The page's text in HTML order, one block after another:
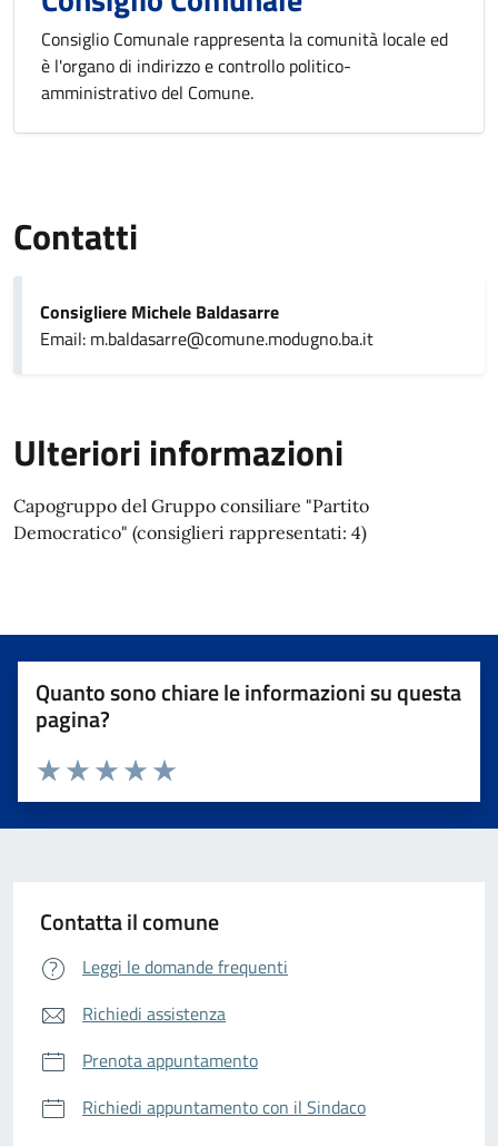
Consiglio Comunale rappresenta la comunità locale ed
è l'organo di indirizzo e controllo politico-
amministrativo del Comune.
Contatti
Consigliere Michele Baldasarre
Email: m.baldasarre@comune.modugno.ba.it
Ulteriori informazioni
Capogruppo del Gruppo consiliare "Partito
Democratico" (consiglieri rappresentati: 4)
Quanto sono chiare le informazioni su questa
pagina?
Valuta da 1 a 5 stelle la pagina
Valuta 5 stelle su 5
Valuta 4 stelle su 5
Valuta 3 stelle su 5
Valuta 2 stelle su 5
Valuta 1 stelle su 5
Contatta il comune
Leggi le domande frequenti
Richiedi assistenza
Prenota appuntamento
Richiedi appuntamento con il Sindaco